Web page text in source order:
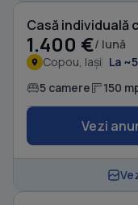
1.400 €/ lună
Copou, Iași La
5 camere 150
Vezi